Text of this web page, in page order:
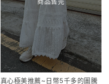
真心極美推薦~日幣5千多的圖騰